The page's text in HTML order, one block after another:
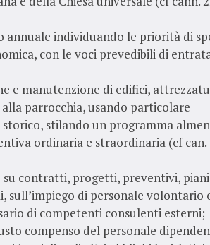
individuando le priorità di
con le voci prevedibili di
e manutenzione di edifici,
parrocchia, usando particolare
stilando un programma
ordinaria e straordinaria (cf can.
contratti, progetti, preventivi,
sull’impiego di personale volontario
di competenti consulenti esterni;
compenso del personale